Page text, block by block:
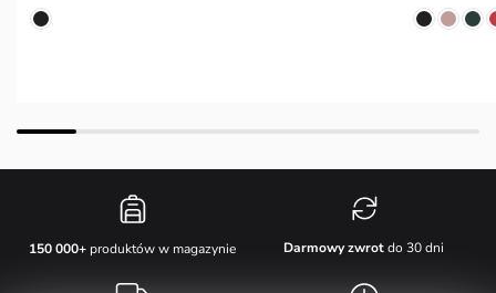
150 000+ produktów w magazynie Darmowy zwrotdo 30 dni